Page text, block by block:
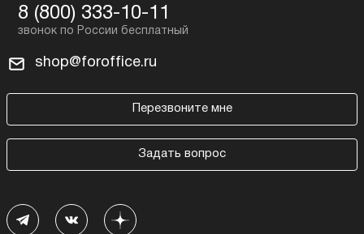
8 (800) 333-10-11
shop@foroffice.ru
Перезвоните мне
Задать вопрос